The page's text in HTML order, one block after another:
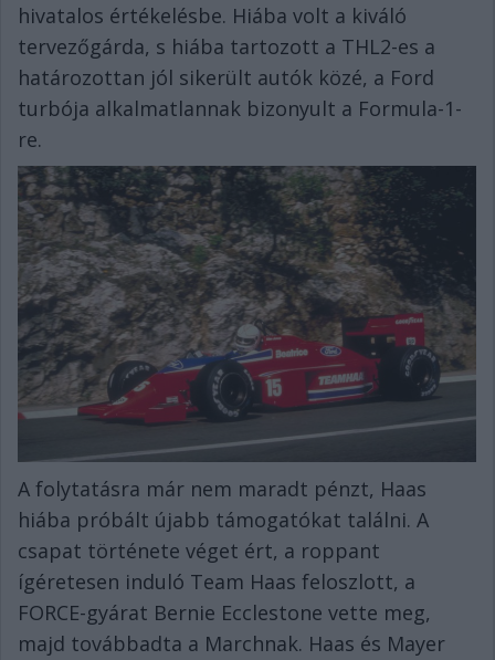
hivatalos értékelésbe. Hiába volt a kiváló
tervezőgárda, s hiába tartozott a THL2-es a
határozottan jól sikerült autók közé, a Ford
turbója alkalmatlannak bizonyult a Formula-1-
re.
A folytatásra már nem maradt pénzt, Haas
hiába próbált újabb támogatókat találni. A
csapat története véget ért, a roppant
ígéretesen induló Team Haas feloszlott, a
FORCE-gyárat Bernie Ecclestone vette meg,
majd továbbadta a Marchnak. Haas és Mayer